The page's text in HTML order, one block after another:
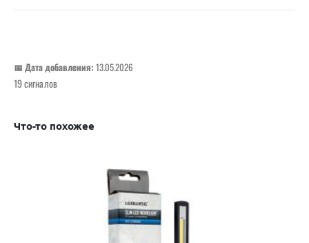
📅 Дата добавления: 13.05.2026
19 сигналов
Что-то похожее